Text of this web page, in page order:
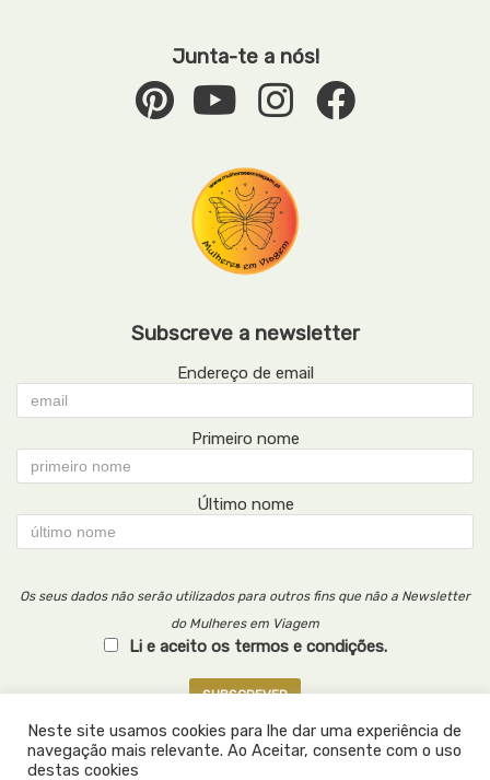
Junta-te a nós!
Subscreve a newsletter
Endereço de email
Primeiro nome
Último nome
Os seus dados não serão utilizados para outros fins que não a Newsletter
do Mulheres em Viagem
Li e aceito os termos e condições.
© Mulheres em Viagem 2026
Neste site usamos cookies para lhe dar uma experiência de
navegação mais relevante. Ao Aceitar, consente com o uso
destas cookies